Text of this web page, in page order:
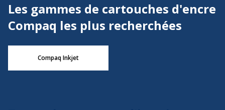
Les gammes de cartouches d'encre
Compaq les plus recherchées
Compaq Inkjet